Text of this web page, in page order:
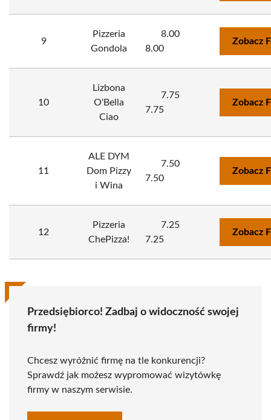
9
Pizzeria
Gondola
8.00
8.00
Zobacz
10
Lizbona
O'Bella
Ciao
7.75
7.75
Zobacz
11
ALE DYM
Dom Pizzy
i Wina
7.50
7.50
Zobacz
12
Pizzeria
ChePizza!
7.25
7.25
Zobacz
Przedsiębiorco! Zadbaj o widoczność swojej
firmy!
Chcesz wyróżnić firmę na tle konkurencji?
Sprawdź jak możesz wypromować wizytówkę
firmy w naszym serwisie.